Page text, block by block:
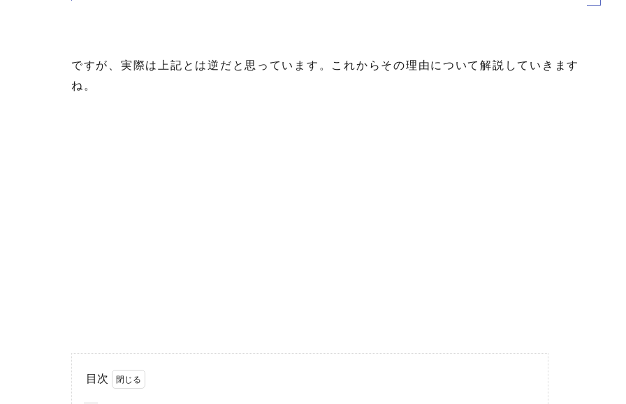
ですが、実際は上記とは逆だと思っています。これからその理由について解説していきます
ね。
目次